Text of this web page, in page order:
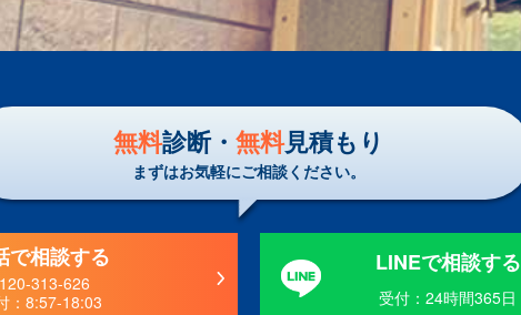
無料診断・ 無料見積もり
まずはお気軽にご相談ください。
で相談する
313-626
： 8:57-18:03
LINEで相談する
受付：24時間365日